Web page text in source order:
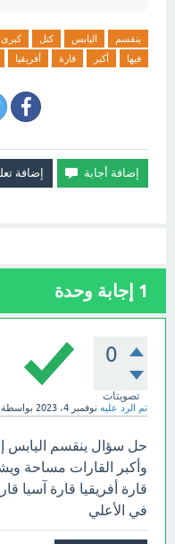
ينقسم اليابس كتل كبرى
فيها
أكبر قارة أفريقيا
1 إجابة وحدة
0
تصويتات
تم الرد عليه نوفمبر 4، 2023 بواسطة
حل سؤال ينقسم اليابس
وأكبر القارات مساحة
قارة أفريقيا قارة آسيا
في الأعلي